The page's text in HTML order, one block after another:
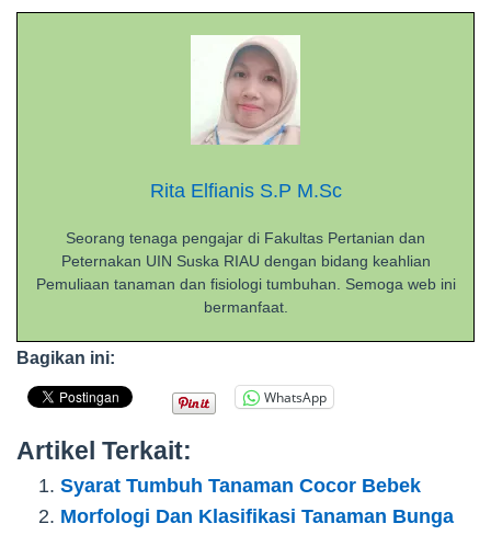
Rita Elfianis S.P M.Sc
Seorang tenaga pengajar di Fakultas Pertanian dan
Peternakan UIN Suska RIAU dengan bidang keahlian
Pemuliaan tanaman dan fisiologi tumbuhan. Semoga web ini
bermanfaat.
Bagikan ini:
WhatsApp
Artikel Terkait:
Syarat Tumbuh Tanaman Cocor Bebek
Morfologi Dan Klasifikasi Tanaman Bunga